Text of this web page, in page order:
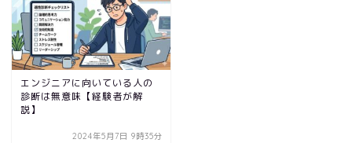
エンジニアに向いている人の
診断は無意味【経験者が解
説】
2024年5月7日 9時35分